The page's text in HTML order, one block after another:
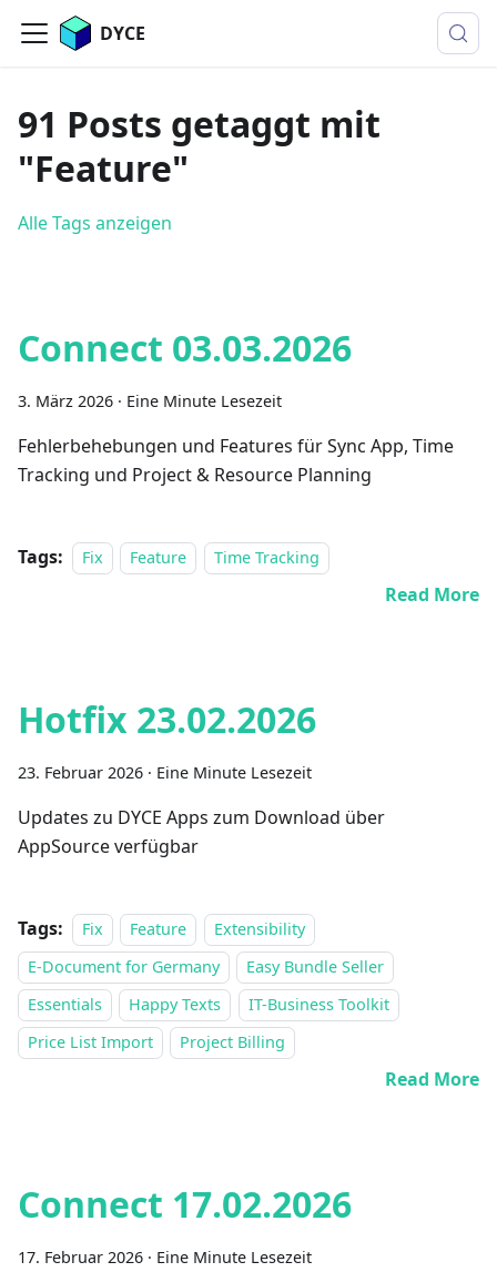
DYCE
91 Posts getaggt mit
"Feature"
Alle Tags anzeigen
Connect 03.03.2026
3. März 2026 · Eine Minute Lesezeit
Fehlerbehebungen und Features für Sync App, Time
Tracking und Project & Resource Planning
Tags: Fix Feature Time Tracking
Read More
Hotfix 23.02.2026
23. Februar 2026 · Eine Minute Lesezeit
Updates zu DYCE Apps zum Download über
AppSource verfügbar
Tags: Fix Feature
Extensibility
E-Document for Germany
Easy Bundle Seller
Essentials
Happy Texts
IT-Business Toolkit
Price List Import
Project Billing
Read More
Connect 17.02.2026
17. Februar 2026 · Eine Minute Lesezeit